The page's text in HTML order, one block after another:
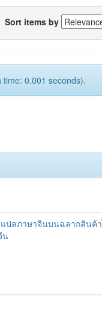
Sort items by
0.001 seconds).
ปลภาษาจีนบนฉลากสินค้
น